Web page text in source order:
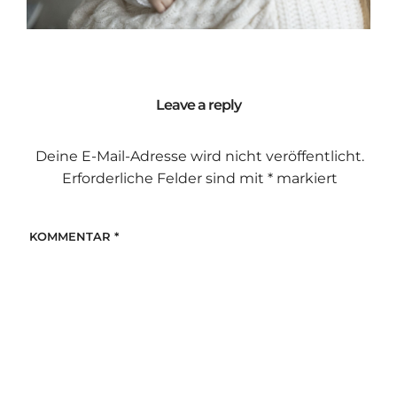
Leave a reply
Deine E-Mail-Adresse wird nicht veröffentlicht.
Erforderliche Felder sind mit *markiert
KOMMENTAR *